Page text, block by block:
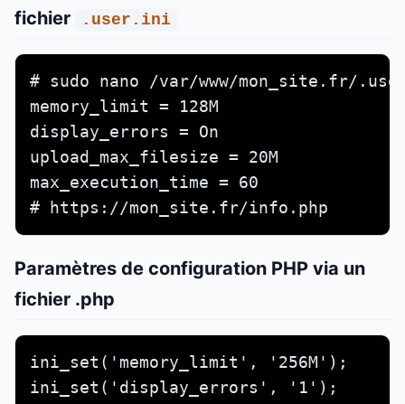
fichier
.user.ini
# sudo nano /var/www/mon_site.fr/
memory_limit = 128M
display_errors = On
upload_max_filesize = 20M
max_execution_time = 60
# https://mon_site.fr/info.php
Paramètres de configuration PHP via un
fichier .php
ini_set('memory_limit', '256M');
ini_set('display_errors', '1');